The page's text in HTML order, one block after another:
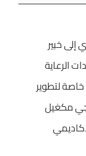
خبير
الرعاية
لتطوير
مكغيل